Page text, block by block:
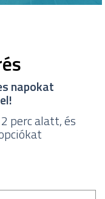
napokat
perc alatt, és